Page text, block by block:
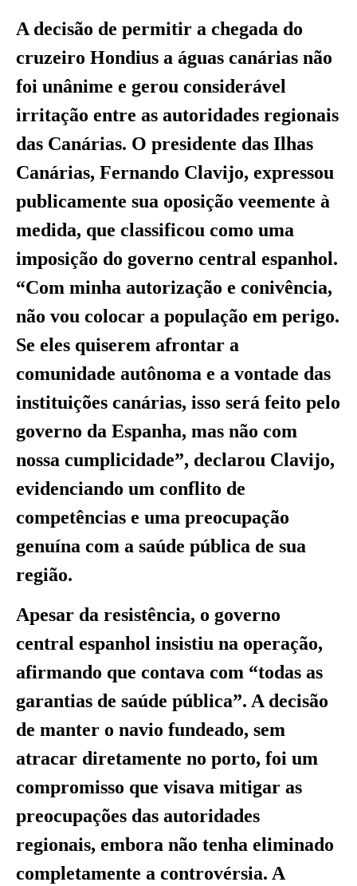
A decisão de permitir a chegada do
cruzeiro Hondius a águas canárias não
foi unânime e gerou considerável
irritação entre as autoridades regionais
das Canárias. O presidente das Ilhas
Canárias, Fernando Clavijo, expressou
publicamente sua oposição veemente à
medida, que classificou como uma
imposição do governo central espanhol.
“Com minha autorização e conivência,
não vou colocar a população em perigo.
Se eles quiserem afrontar a
comunidade autônoma e a vontade das
instituições canárias, isso será feito pelo
governo da Espanha, mas não com
nossa cumplicidade”, declarou Clavijo,
evidenciando um conflito de
competências e uma preocupação
genuína com a saúde pública de sua
região.
Apesar da resistência, o governo
central espanhol insistiu na operação,
afirmando que contava com “todas as
garantias de saúde pública”. A decisão
de manter o navio fundeado, sem
atracar diretamente no porto, foi um
compromisso que visava mitigar as
preocupações das autoridades
regionais, embora não tenha eliminado
completamente a controvérsia. A